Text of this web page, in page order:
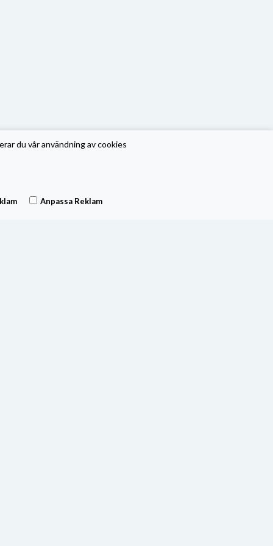
du vår användning av cookies
Anpassa Reklam